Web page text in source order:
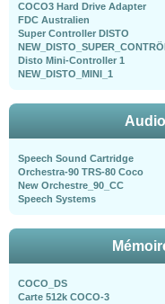
COCO3 Hard Drive Adapter
FDC Australien
Super Controller DISTO
Disto Mini-Controller 1
NEW_DISTO_MINI_1
Speech Sound Cartridge
Orchestra-90 TRS-80 Coco
New Orchestre_90_CC
Speech Systems
COCO_DS
Carte 512k COCO-3